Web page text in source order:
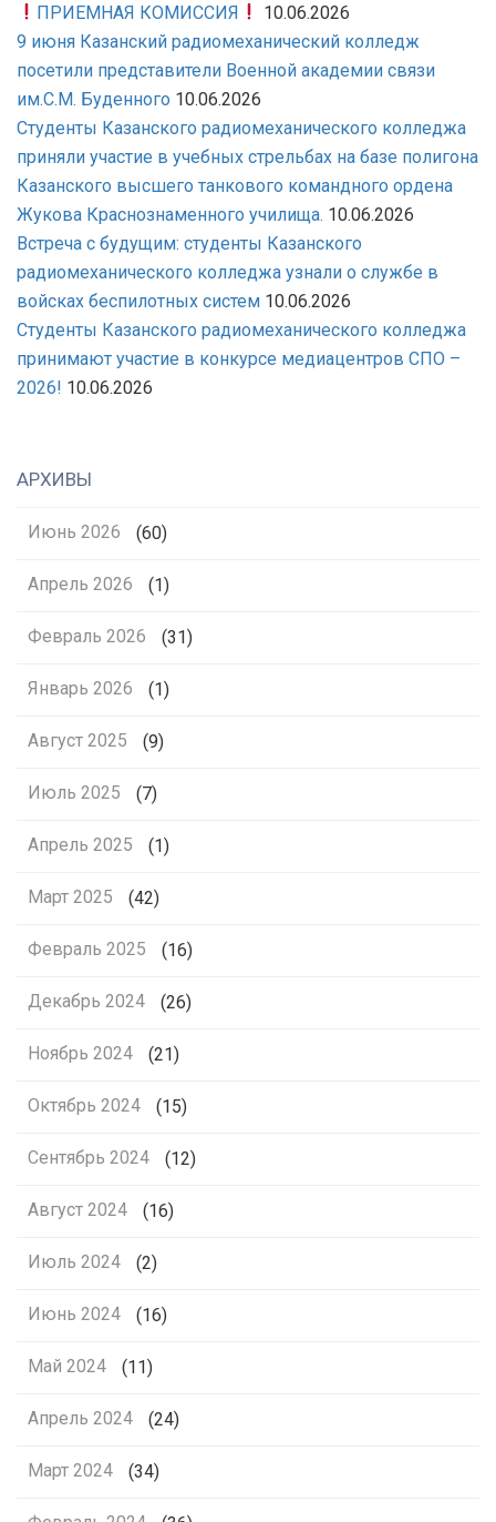
ПРИЕМНАЯ КОМИССИЯ
10.06.2026
9 июня Казанский радиомеханический колледж
посетили представители Военной академии связи
им.С.М. Буденного 10.06.2026
Студенты Казанского радиомеханического колледжа
приняли участие в учебных стрельбах на базе полигона
Казанского высшего танкового командного ордена
Жукова Краснознаменного училища. 10.06.2026
Встреча с будущим: студенты Казанского
радиомеханического колледжа узнали о службе в
войсках беспилотных систем 10.06.2026
Студенты Казанского радиомеханического колледжа
принимают участие в конкурсе медиацентров СПО –
2026! 10.06.2026
АРХИВЫ
Июнь 2026 (60)
Апрель 2026 (1)
Февраль 2026 (31)
Январь 2026 (1)
Август 2025 (9)
Июль 2025 (7)
Апрель 2025 (1)
Март 2025 (42)
Февраль 2025 (16)
Декабрь 2024 (26)
Ноябрь 2024 (21)
Октябрь 2024 (15)
Сентябрь 2024 (12)
Август 2024 (16)
Июль 2024 (2)
Июнь 2024 (16)
Май 2024 (11)
Апрель 2024 (24)
Март 2024 (34)